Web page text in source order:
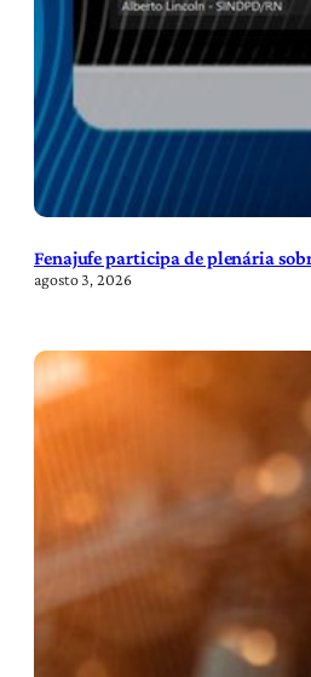
Fenajufe participa de plenária
agosto 3, 2026